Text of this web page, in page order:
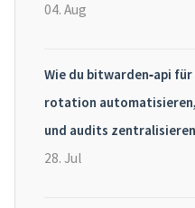
04. Aug
Wie du bitwarden‑api
rotation
und audits zentralisieren
28. Jul